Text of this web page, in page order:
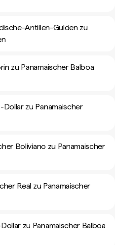
Antillen-Gulden zu
zu Panamaischer Balboa
zu Panamaischer
Boliviano zu Panamaischer
Real zu Panamaischer
zu Panamaischer Balboa